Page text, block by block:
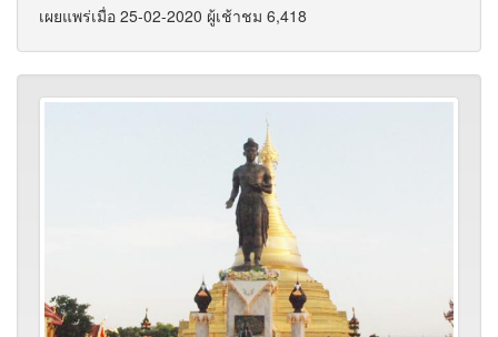
เผยแพร่เมื่อ 25-02-2020 ผู้เช้าชม 6,418